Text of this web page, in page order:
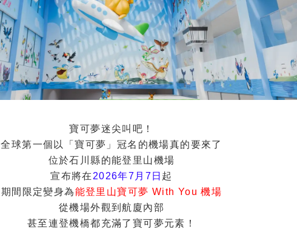
寶可夢迷尖叫吧！
全球第一個以「寶可夢」冠名的機場真的要來了
位於石川縣的能登里山機場
宣布將在 2026年7月7日 起
期間限定變身為能登里山寶可夢 With You 機場
從機場外觀到航廈內部
甚至連登機橋都充滿了寶可夢元素！